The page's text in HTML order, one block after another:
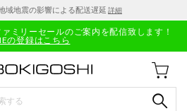
域地震の影響による配送遅延 詳細
ミリーセールのご案内を配信致します！
の登録はこちら